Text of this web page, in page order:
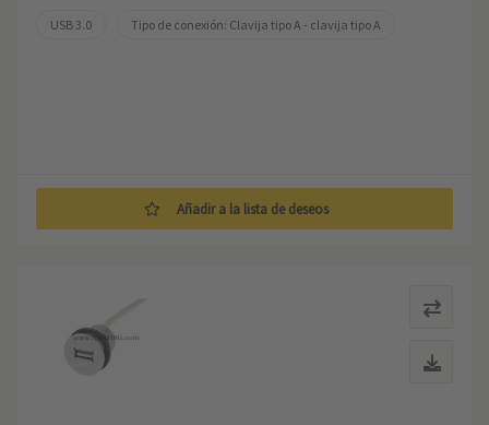
USB 3.0 Tipo de conexión: Clavija tipo A - clavija tipo A
Añadir a la lista de deseos